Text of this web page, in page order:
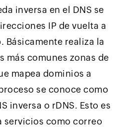
inversa en el DNS se
IP de vuelta a
Básicamente realiza la
más comunes zonas de
mapea dominios a
se conoce como
inversa o rDNS. Esto es
servicios como correo